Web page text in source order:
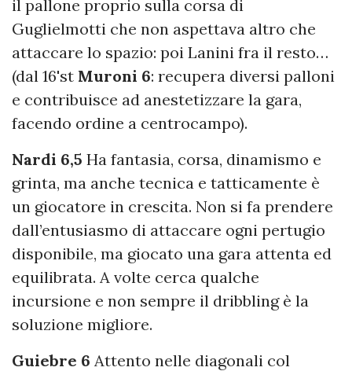
il pallone proprio sulla corsa di
Guglielmotti che non aspettava altro che
attaccare lo spazio: poi Lanini fra il resto…
(dal 16'st Muroni 6: recupera diversi palloni
e contribuisce ad anestetizzare la gara,
facendo ordine a centrocampo).
Nardi 6,5 Ha fantasia, corsa, dinamismo e
grinta, ma anche tecnica e tatticamente è
un giocatore in crescita. Non si fa prendere
dall’entusiasmo di attaccare ogni pertugio
disponibile, ma giocato una gara attenta ed
equilibrata. A volte cerca qualche
incursione e non sempre il dribbling è la
soluzione migliore.
Guiebre 6 Attento nelle diagonali col